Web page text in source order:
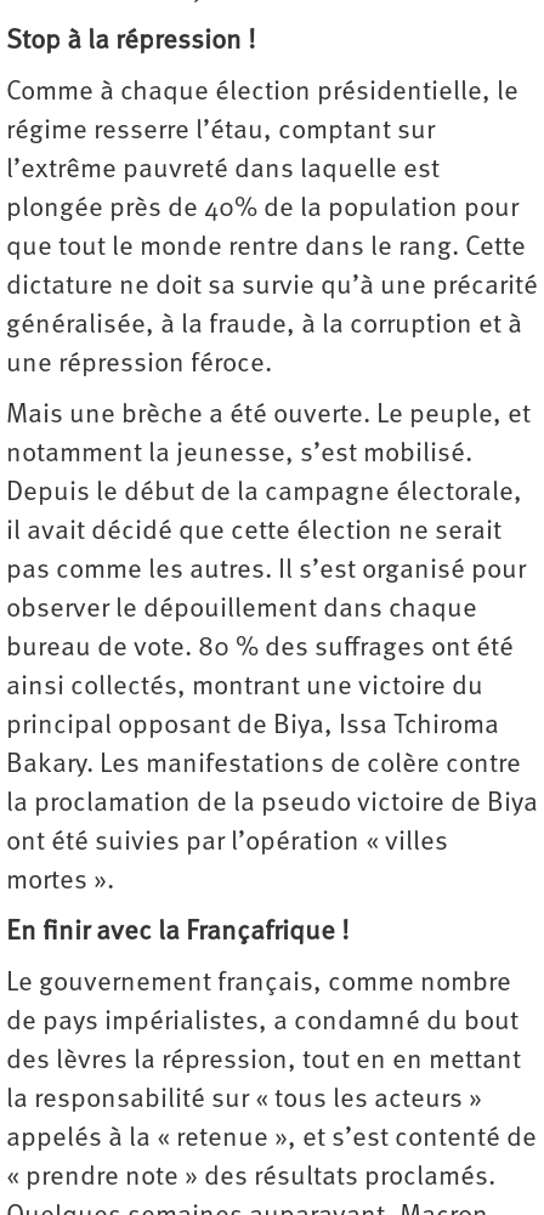
Stop à la répression !
Comme à chaque élection présidentielle, le
régime resserre l’étau, comptant sur
l’extrême pauvreté dans laquelle est
plongée près de 40% de la population pour
que tout le monde rentre dans le rang. Cette
dictature ne doit sa survie qu’à une précarité
généralisée, à la fraude, à la corruption et à
une répression féroce.
Mais une brèche a été ouverte. Le peuple, et
notamment la jeunesse, s’est mobilisé.
Depuis le début de la campagne électorale,
il avait décidé que cette élection ne serait
pas comme les autres. Il s’est organisé pour
observer le dépouillement dans chaque
bureau de vote. 80 % des suffrages ont été
ainsi collectés, montrant une victoire du
principal opposant de Biya, Issa Tchiroma
Bakary. Les manifestations de colère contre
la proclamation de la pseudo victoire de Biya
ont été suivies par l’opération « villes
mortes ».
En finir avec la Françafrique !
Le gouvernement français, comme nombre
de pays impérialistes, a condamné du bout
des lèvres la répression, tout en en mettant
la responsabilité sur « tous les acteurs »
appelés à la « retenue », et s’est contenté de
« prendre note » des résultats proclamés.